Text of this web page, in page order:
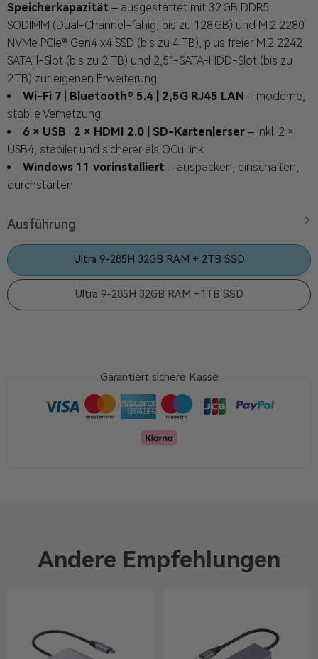
Speicherkapazität – ausgestattet mit 32 GB DDR5
SODIMM (Dual-Channel-fähig, bis zu 128 GB) und M.2 2280
NVMe PCle® Gen4 x4 SSD (bis zu 4 TB), plus freier M.2 2242
SATAlll-Slot (bis zu 2 TB) und 2,5″-SATA-HDD-Slot (bis zu
2 TB) zur eigenen Erweiterung
Wi-Fi 7
Bluetooth® 5.4 | 2,5G RJ45 LAN – moderne,
stabile Vernetzung
6 × USB
2 × HDMI 2.0 | SD-Kartenlerser – inkl. 2 ×
USB4, stabiler und sicherer als OCuLink
Windows 11 vorinstalliert – auspacken, einschalten,
durchstarten
Ausführung
Ultra 9-285H 32GB RAM + 2TB SSD
Ultra 9-285H 32GB RAM +1TB SSD
Garantiert sichere Kasse
Andere Empfehlungen